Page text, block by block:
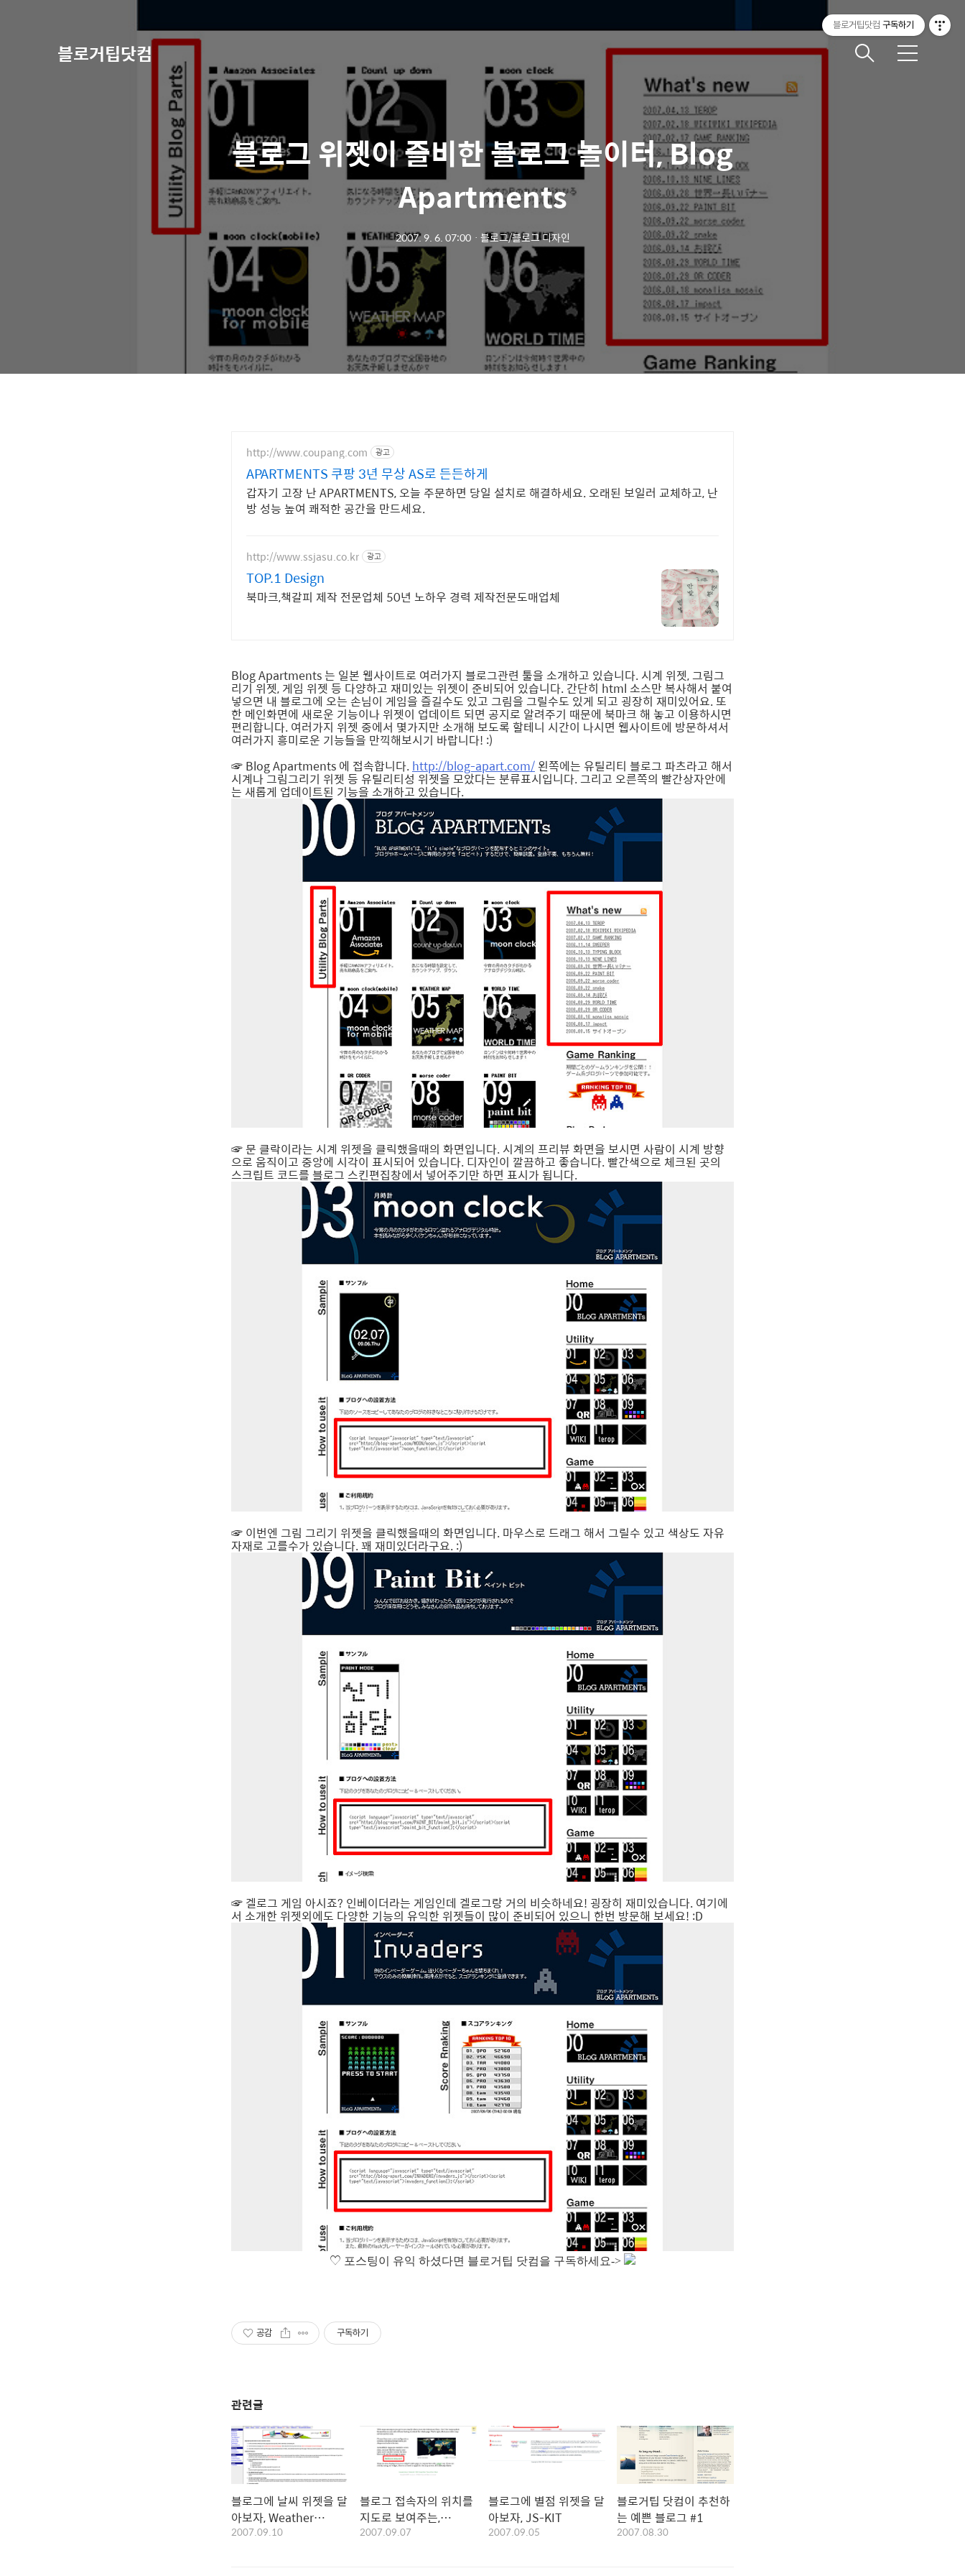
블로거팁닷컴 메
블로그 위젯이 즐비한 블로그 놀이터, Blog
Apartments
2007. 9. 6. 07:00ㆍ 블로그/블로그 디자인
http://www.coupang.com 광고
APARTMENTS 쿠팡 3년 무상 AS로 든든하게
갑자기 고장 난 APARTMENTS, 오늘 주문하면 당일 설치로 해결하세요. 오래된 보일러 교체하고, 난
방 성능 높여 쾌적한 공간을 만드세요.
http://www.ssjasu.co.kr 광고
TOP.1 Design
북마크,책갈피 제작 전문업체 50년 노하우 경력 제작전문도매업체
Blog Apartments 는 일본 웹사이트로 여러가지 블로그관련 툴을 소개하고 있습니다. 시계 위젯, 그림그
리기 위젯, 게임 위젯 등 다양하고 재미있는 위젯이 준비되어 있습니다. 간단히 html 소스만 복사해서 붙여
넣으면 내 블로그에 오는 손님이 게임을 즐길수도 있고 그림을 그릴수도 있게 되고 굉장히 재미있어요. 또
한 메인화면에 새로운 기능이나 위젯이 업데이트 되면 공지로 알려주기 때문에 북마크 해 놓고 이용하시면
편리합니다. 여러가지 위젯 중에서 몇가지만 소개해 보도록 할테니 시간이 나시면 웹사이트에 방문하셔서
여러가지 흥미로운 기능들을 만끽해보시기 바랍니다! :)
☞ Blog Apartments 에 접속합니다. http://blog-apart.com/ 왼쪽에는 유틸리티 블로그 파츠라고 해서
시계나 그림그리기 위젯 등 유틸리티성 위젯을 모았다는 분류표시입니다. 그리고 오른쪽의 빨간상자안에
는 새롭게 업데이트된 기능을 소개하고 있습니다.
☞ 문 클락이라는 시계 위젯을 클릭했을때의 화면입니다. 시계의 프리뷰 화면을 보시면 사람이 시계 방향
으로 움직이고 중앙에 시각이 표시되어 있습니다. 디자인이 깔끔하고 좋습니다. 빨간색으로 체크된 곳의
스크립트 코드를 블로그 스킨편집창에서 넣어주기만 하면 표시가 됩니다.
☞ 이번엔 그림 그리기 위젯을 클릭했을때의 화면입니다. 마우스로 드래그 해서 그릴수 있고 색상도 자유
자재로 고를수가 있습니다. 꽤 재미있더라구요. :)
☞ 겔로그 게임 아시죠? 인베이더라는 게임인데 겔로그랑 거의 비슷하네요! 굉장히 재미있습니다. 여기에
서 소개한 위젯외에도 다양한 기능의 유익한 위젯들이 많이 준비되어 있으니 한번 방문해 보세요! :D
♡ 포스팅이 유익 하셨다면 블로거팁 닷컴을 구독하세요->
공감 구독하기
관련글
블로그에 날씨 위젯을 달
아보자, Weather
Underground
2007.09.10
블로그 접속자의 위치를
지도로 보여주는,
maps.amung.us 위젯
2007.09.07
블로그에 별점 위젯을 달
아보자, JS-KIT
2007.09.05
블로거팁 닷컴이 추천하
는 예쁜 블로그 #1
2007.08.30
블로거팁닷컴 구독하기